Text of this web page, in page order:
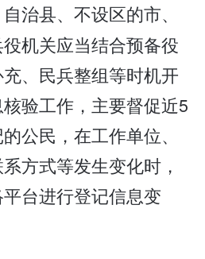
治县、不设区的市、
机关应当结合预备役
、民兵整组等时机开
验工作，主要督促近5
公民，在工作单位、
方式等发生变化时，
台进行登记信息变